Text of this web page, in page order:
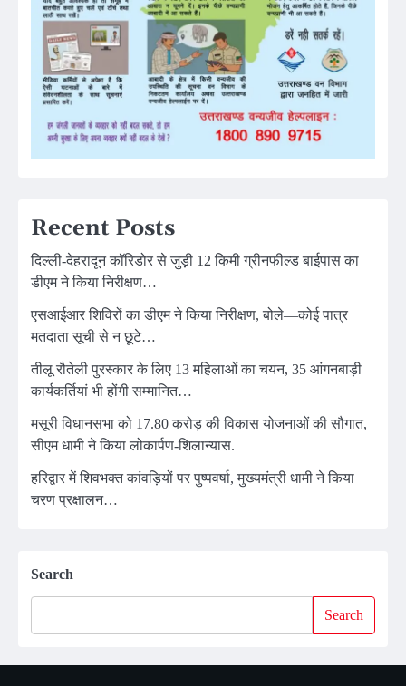
Recent Posts
दिल्ली-देहरादून कॉरिडोर से जुड़ी 12 किमी ग्रीनफील्ड बाईपास का
डीएम ने किया निरीक्षण…
एसआईआर शिविरों का डीएम ने किया निरीक्षण, बोले—कोई पात्र
मतदाता सूची से न छूटे…
तीलू रौतेली पुरस्कार के लिए 13 महिलाओं का चयन, 35 आंगनबाड़ी
कार्यकर्तियां भी होंगी सम्मानित…
मसूरी विधानसभा को 17.80 करोड़ की विकास योजनाओं की सौगात,
सीएम धामी ने किया लोकार्पण-शिलान्यास.
हरिद्वार में शिवभक्त कांवड़ियों पर पुष्पवर्षा, मुख्यमंत्री धामी ने किया
चरण प्रक्षालन…
Search
Search